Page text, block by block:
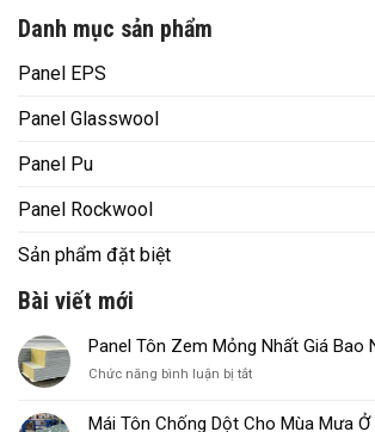
Danh mục sản phẩm
Panel EPS
Panel Glasswool
Panel Pu
Panel Rockwool
Sản phẩm đặt biệt
Bài viết mới
Panel Tôn Zem Mỏng Nhất Giá Bao
Chức năng bình luận bị tắtở
Tôn
Mái Tôn Chống Dột Cho Mùa Mưa Ở